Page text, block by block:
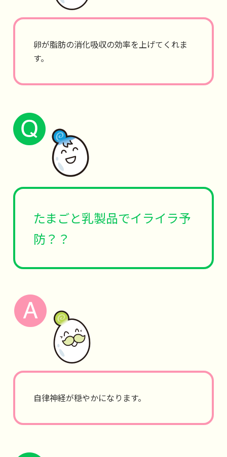
卵が脂肪の消化吸収の効率を上げてくれま
す。
たまごと乳製品でイライラ予
防？？
自律神経が穏やかになります。